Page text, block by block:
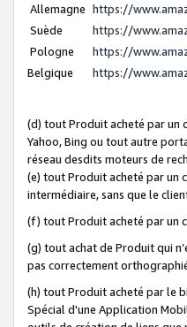
Allemagne https://
Suède
https://
Pologne
https://
Belgique
https://
(d) tout Produit acheté par un
Yahoo, Bing ou tout autre
réseau desdits moteurs de
(e) tout Produit acheté par un
intermédiaire, sans que le
(f) tout Produit acheté par un
(g) tout achat de Produit qui
pas correctement
(h) tout Produit acheté par le
Spécial d'une Application